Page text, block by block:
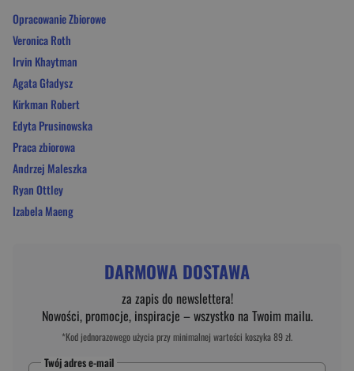
Opracowanie Zbiorowe
Veronica Roth
Irvin Khaytman
Agata Gładysz
Kirkman Robert
Edyta Prusinowska
Praca zbiorowa
Andrzej Maleszka
Ryan Ottley
Izabela Maeng
DARMOWA DOSTAWA
za zapis do newslettera!
Nowości, promocje, inspiracje – wszystko na Twoim mailu.
*Kod jednorazowego użycia przy minimalnej wartości koszyka 89 zł.
Twój adres e-mail